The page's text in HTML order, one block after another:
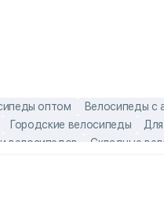
оптом
Велосипеды с
Городские велосипеды
велосипедов Складные